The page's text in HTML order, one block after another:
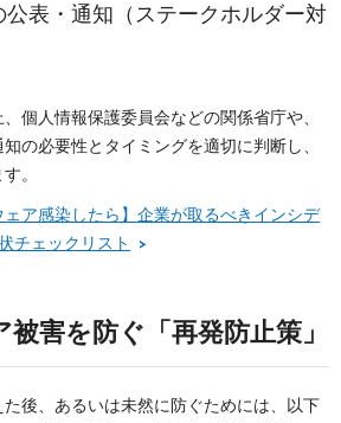
表・通知（ステークホルダー対
個人情報保護委員会などの関係省庁や、
の必要性とタイミングを適切に判断し、
。
ェア感染したら】企業が取るべきインシデ
チェックリスト
害を防ぐ「再発防止策」
後、あるいは未然に防ぐためには、以下